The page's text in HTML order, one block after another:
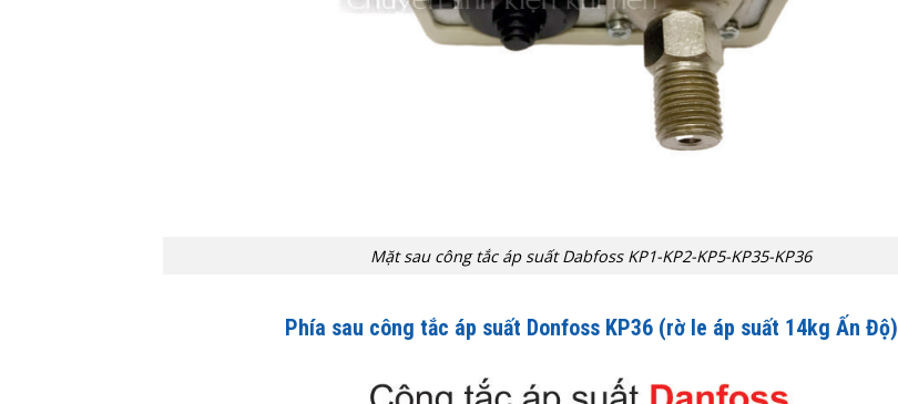
Mặt sau công tắc áp suất Dabfoss KP1-KP2-KP5-KP35-KP36
Phía sau công tắc áp suất Donfoss KP36 (rờ le áp suất 14kg Ấn Độ)